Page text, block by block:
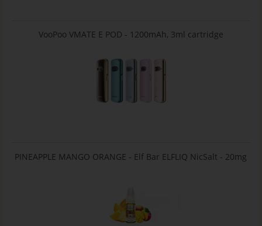
VooPoo VMATE E POD - 1200mAh, 3ml cartridge
PINEAPPLE MANGO ORANGE - Elf Bar ELFLIQ NicSalt - 20mg